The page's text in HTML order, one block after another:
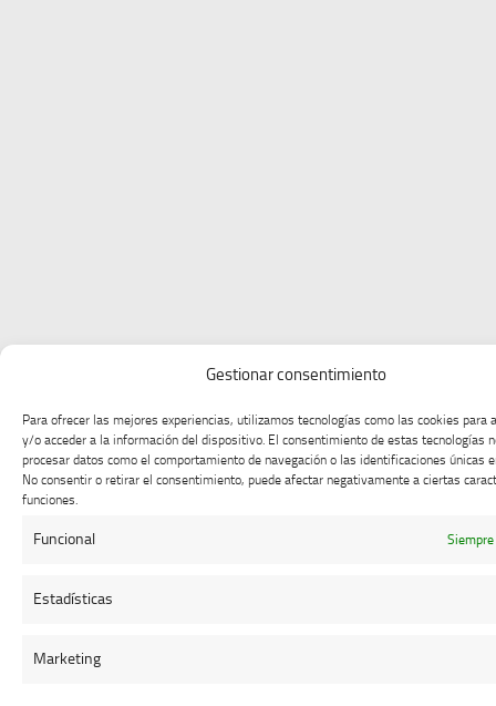
Gestionar consentimiento
Para ofrecer las mejores experiencias, utilizamos tecnologías como las cookies para
y/o acceder a la información del dispositivo. El consentimiento de estas tecnologías
procesar datos como el comportamiento de navegación o las identificaciones únicas
No consentir o retirar el consentimiento, puede afectar negativamente a ciertas
funciones.
Funcional
Estadísticas
Marketing